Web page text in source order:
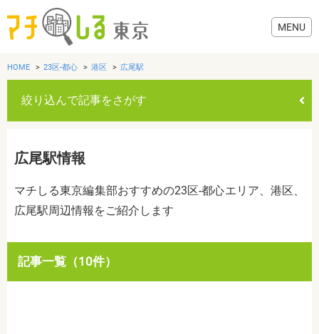
歯医者・病院
おでかけ
HOME 23区-都心 港区 広尾駅
絞り込んで記事をさがす
カテゴリを選ぶ
すべて グルメ 美容・健康 歯医者・病院 おでかけ
広尾駅情報
マチしる東京編集部おすすめの23区-都心エリア、港区、
広尾駅周辺情報をご紹介します
記事一覧（10件）